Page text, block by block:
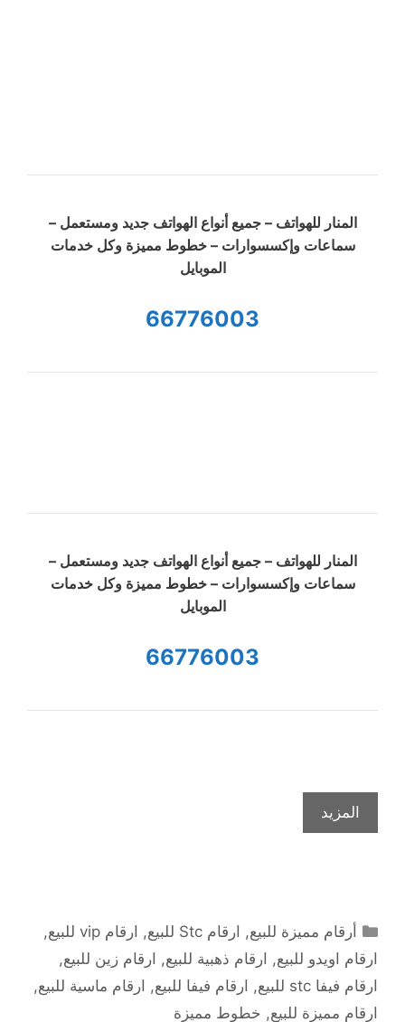
المنار للهواتف – جميع أنواع الهواتف جديد ومستعمل –
سماعات وإكسسوارات – خطوط مميزة وكل خدمات
الموبايل
66776003
المنار للهواتف – جميع أنواع الهواتف جديد ومستعمل –
سماعات وإكسسوارات – خطوط مميزة وكل خدمات
الموبايل
66776003
المزيد
التصنيفات
أرقام مميزة للبيع, ارقام Stc للبيع , ارقام vip للبيع
,
ارقام اويدو للبيع, ارقام ذهبية للبيع, ارقام زين للبيع,
ارقام فيفا stc للبيع
, ارقام فيفا للبيع, ارقام ماسية للبيع,
ارقام مميزة للبيع, خطوط مميزة